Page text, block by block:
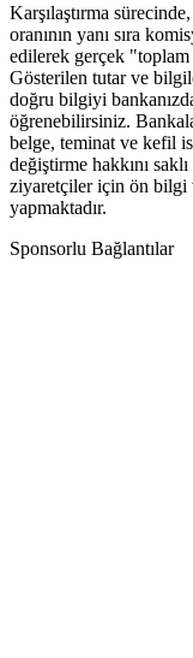
Karşılaştırma
oranının yanı sıra
edilerek gerçek "toplam
Gösterilen tutar ve
doğru bilgiyi
öğrenebilirsiniz.
belge, teminat ve kefil
değiştirme hakkını
ziyaretçiler için ön bilgi
yapmaktadır.
Sponsorlu Bağlantılar